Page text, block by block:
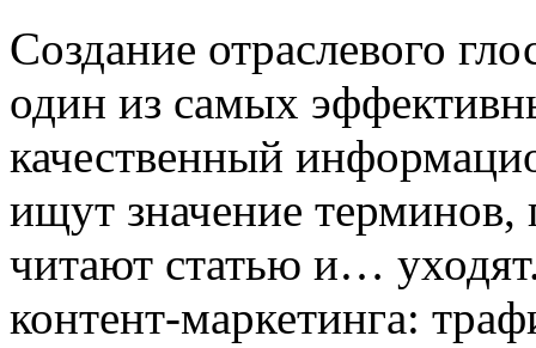
Создание отраслевого
один из самых
качественный
ищут значение
читают статью и…
контент-маркетинга: